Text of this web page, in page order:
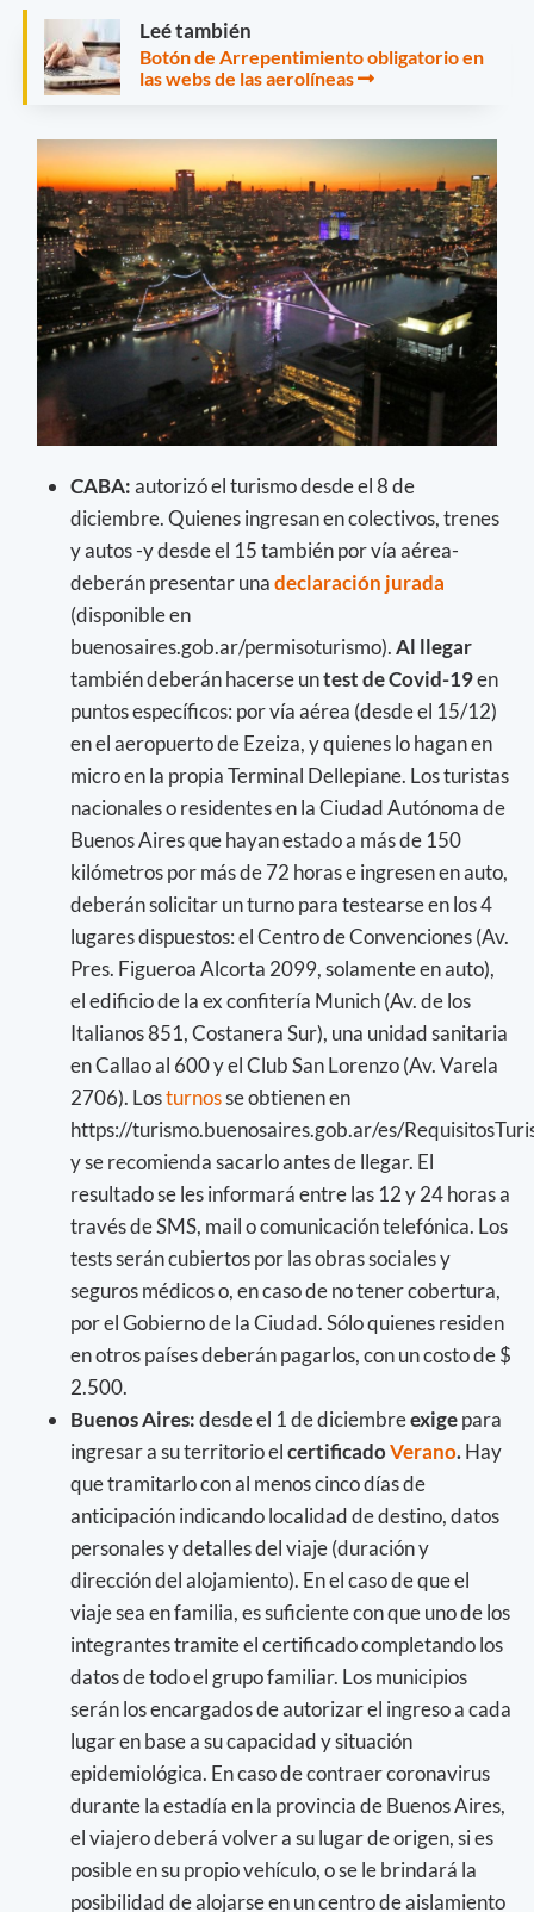
Leé también
Botón de Arrepentimiento obligatorio en
las webs de las aerolíneas
CABA:autorizó el turismo desde el 8 de
diciembre. Quienes ingresan en colectivos, trenes
y autos -y desde el 15 también por vía aérea-
deberán presentar unadeclaración jurada
(disponible en
buenosaires.gob.ar/permisoturismo).Al llegar
también deberán hacerse untest de Covid-19en
puntos específicos: por vía aérea (desde el 15/12)
en el aeropuerto de Ezeiza, y quienes lo hagan en
micro en la propia Terminal Dellepiane. Los turistas
nacionales o residentes en la Ciudad Autónoma de
Buenos Aires que hayan estado a más de 150
kilómetros por más de 72 horas e ingresen en auto,
deberán solicitar un turno para testearse en los 4
lugares dispuestos: el Centro de Convenciones (Av.
Pres. Figueroa Alcorta 2099, solamente en auto),
el edificio de la ex confitería Munich (Av. de los
Italianos 851, Costanera Sur), una unidad sanitaria
en Callao al 600 y el Club San Lorenzo (Av. Varela
2706). Losturnosse obtienen en
https://turismo.buenosaires.gob.ar/es/
y se recomienda sacarlo antes de llegar. El
resultado se les informará entre las 12 y 24 horas a
través de SMS, mail o comunicación telefónica. Los
tests serán cubiertos por las obras sociales y
seguros médicos o, en caso de no tener cobertura,
por el Gobierno de la Ciudad. Sólo quienes residen
en otros países deberán pagarlos, con un costo de $
2.500.
Buenos Aires:desde el 1 de diciembreexigepara
ingresar a su territorio elcertificadoVerano.Hay
que tramitarlo con al menos cinco días de
anticipación indicando localidad de destino, datos
personales y detalles del viaje (duración y
dirección del alojamiento). En el caso de que el
viaje sea en familia, es suficiente con que uno de los
integrantes tramite el certificado completando los
datos de todo el grupo familiar. Los municipios
serán los encargados de autorizar el ingreso a cada
lugar en base a su capacidad y situación
epidemiológica. En caso de contraer coronavirus
durante la estadía en la provincia de Buenos Aires,
el viajero deberá volver a su lugar de origen, si es
posible en su propio vehículo, o se le brindará la
posibilidad de alojarse en un centro de aislamiento